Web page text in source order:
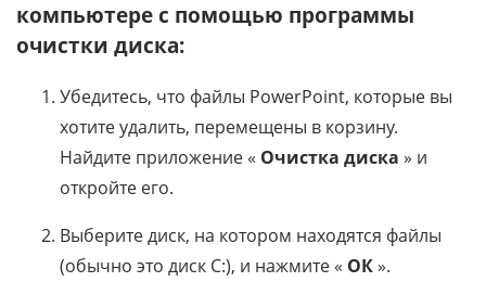
компьютере с помощью программы
очистки диска:
Убедитесь, что файлы PowerPoint, которые вы
хотите удалить, перемещены в корзину.
Найдите приложение « Очистка диска » и
откройте его.
Выберите диск, на котором находятся файлы
(обычно это диск C:), и нажмите « ОК».